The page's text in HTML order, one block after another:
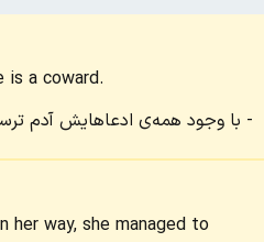
is a coward.
با وجود همه‌ی ادعاهایش آدم
way, she managed to